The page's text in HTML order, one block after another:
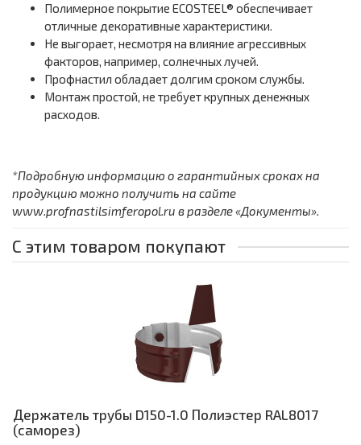
Полимерное покрытие ECOSTEEL® обеспечивает
отличные декоративные характеристики.
Не выгорает, несмотря на влияние агрессивных
факторов, например, солнечных лучей.
Профнастил обладает долгим сроком службы.
Монтаж простой, не требует крупных денежных
расходов.
*Подробную информацию о гарантийных сроках на
продукцию можно получить на сайте
www.profnastilsimferopol.ru в разделе «Документы».
С этим товаром покупают
Держатель трубы D150-1.0 Полиэстер RAL8017
(саморез)